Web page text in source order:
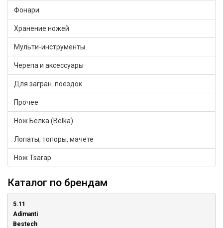
Фонари
Хранение ножей
Мульти-инструменты
Черепа и аксессуары
Для загран. поездок
Прочее
Нож Белка (Belka)
Лопаты, топоры, мачете
Нож Tsarap
Каталог по брендам
5.11
Adimanti
Bestech